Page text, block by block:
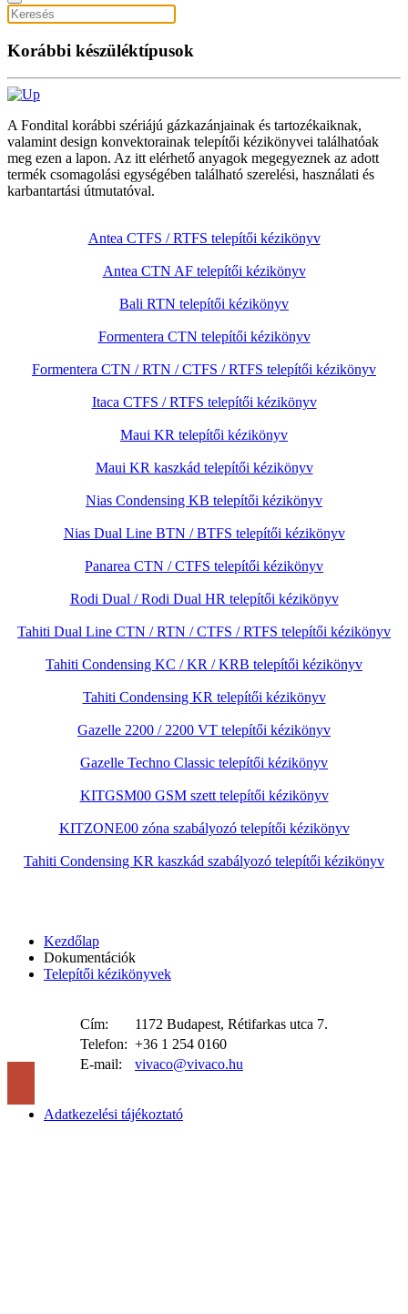
Korábbi készüléktípusok
A Fondital korábbi szériájú gázkazánjainak és tartozékaiknak,
valamint design konvektorainak telepítői kézikönyvei találhatóak
meg ezen a lapon. Az itt elérhető anyagok megegyeznek az adott
termék csomagolási egységében található szerelési, használati és
karbantartási útmutatóval.
Antea CTFS / RTFS telepítői kézikönyv
Antea CTN AF telepítői kézikönyv
Bali RTN telepítői kézikönyv
Formentera CTN telepítői kézikönyv
Formentera CTN / RTN / CTFS / RTFS telepítői kézikönyv
Itaca CTFS / RTFS telepítői kézikönyv
Maui KR telepítői kézikönyv
Maui KR kaszkád telepítői kézikönyv
Nias Condensing KB telepítői kézikönyv
Nias Dual Line BTN / BTFS telepítői kézikönyv
Panarea CTN / CTFS telepítői kézikönyv
Rodi Dual / Rodi Dual HR telepítői kézikönyv
Tahiti Dual Line CTN / RTN / CTFS / RTFS telepítői kézikönyv
Tahiti Condensing KC / KR / KRB telepítői kézikönyv
Tahiti Condensing KR telepítői kézikönyv
Gazelle 2200 / 2200 VT telepítői kézikönyv
Gazelle Techno Classic telepítői kézikönyv
KITGSM00 GSM szett telepítői kézikönyv
KITZONE00 zóna szabályozó telepítői kézikönyv
Tahiti Condensing KR kaszkád szabályozó telepítői kézikönyv
Kezdőlap
Dokumentációk
Telepítői kézikönyvek
Cím:
1172 Budapest, Rétifarkas utca 7.
Telefon: +36 1 254 0160
E-mail:
vivaco@vivaco.hu
Adatkezelési tájékoztató